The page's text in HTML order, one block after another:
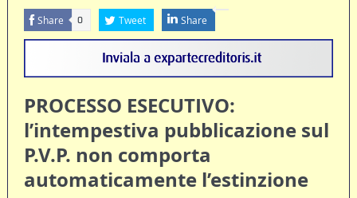
Share 0 Tweet Share
PROCESSO ESECUTIVO:
l’intempestiva pubblicazione sul
P.V.P. non comporta
automaticamente l’estinzione